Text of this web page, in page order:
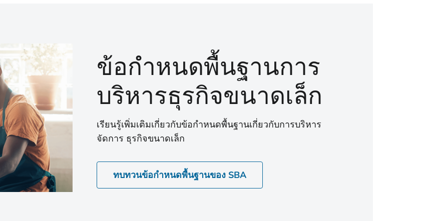
ข้อกําหนดพื้นฐานการ
บริหารธุรกิจขนาดเล็ก
เรียนรู้เพิ่มเติมเกี่ยวกับข้อกําหนดพื้นฐานเกี่ยวกับการบริหาร
จัดการ ธุรกิจขนาดเล็ก
ทบทวนข้อกําหนดพื้นฐานของ SBA